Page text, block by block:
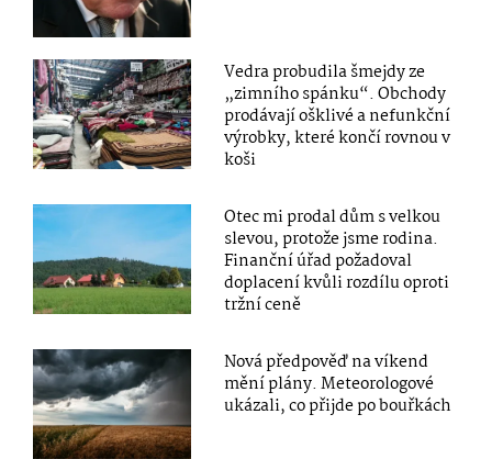
Vedra probudila šmejdy ze
„zimního spánku“. Obchody
prodávají ošklivé a nefunkční
výrobky, které končí rovnou v
koši
Otec mi prodal dům s velkou
slevou, protože jsme rodina.
Finanční úřad požadoval
doplacení kvůli rozdílu oproti
tržní ceně
Nová předpověď na víkend
mění plány. Meteorologové
ukázali, co přijde po bouřkách